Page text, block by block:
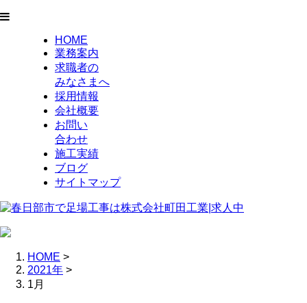
HOME
業務案内
求職者の
みなさまへ
採用情報
会社概要
お問い
合わせ
施工実績
ブログ
サイトマップ
HOME >
2021年 >
1月